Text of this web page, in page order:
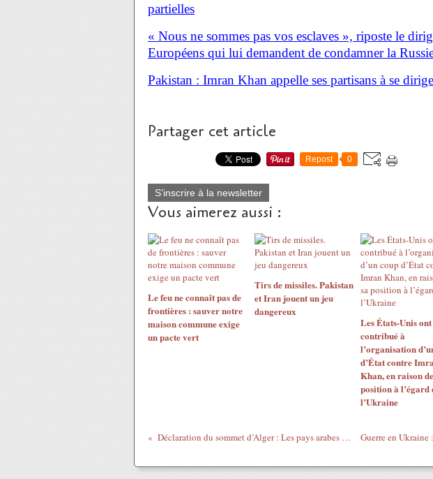
partielles
« Nous ne sommes pas vos esclaves », riposte le
Européens qui lui demandent de condamner la
Pakistan : Imran Khan appelle ses partisans à se
Partager cet article
Repost 0
S'inscrire à la newsletter
Vous aimerez aussi :
Le feu ne connaît pas de
frontières : sauver notre
maison commune exige
un pacte vert
Tirs de missiles. Pakistan
et Iran jouent un jeu
dangereux
Les États-Unis ont
contribué à
l’organisation
d’État contre
Khan, en raison
position à l’égard
l’Ukraine
Déclaration du sommet d’Alger : Les pays arabes insistent sur leur participation à l’élaboration du nouvel ordre mondial